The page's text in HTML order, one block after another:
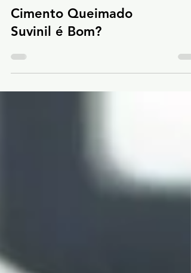
Cimento Queimado
Suvinil é Bom?